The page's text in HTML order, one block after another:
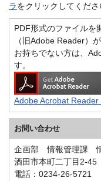
ラをクリックしてくださ
PDF形式のファイルを
（旧Adobe Reader）
お持ちでない方は、
す。
Adobe Acrobat
お問い合わせ
企画部 情報管理課
酒田市本町二丁目2-45
電話：0234-26-5721